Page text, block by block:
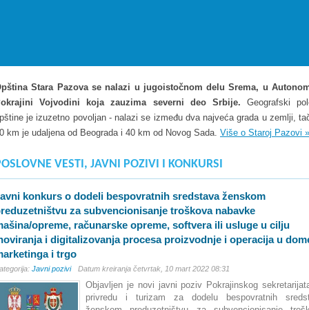
Stara Pazova se nalazi u jugoistočnom delu Srema, u
Vojvodini koja zauzima severni deo Srbije. Geografski
je izuzetno povoljan - nalazi se između dva najveća grada u zemlji,
km je udaljena od Beograda i 40 km od Novog Sada. Više o Staroj Pazovi »
VESTI, JAVNI POZIVI I KONKURSI
konkurs o dodeli bespovratnih sredstava ženskom
za subvencionisanje troškova nabavke
opreme, računarske opreme, softvera ili usluge u cilju
i digitalizovanja procesa proizvodnje i operacija u
i trgo
Javni pozivi Datum kreiranja četvrtak, 10 mart 2022 08:31
Objavljen je novi javni poziv Pokrajinskog
privredu i turizam za dodelu bespovratnih